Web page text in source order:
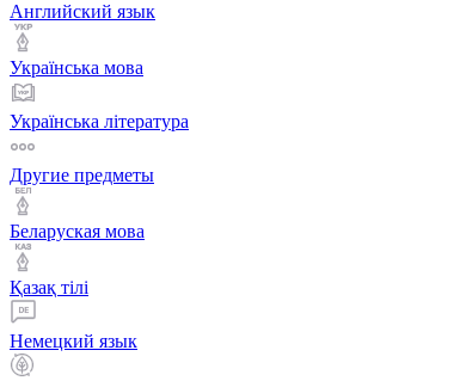
Английский язык
Українська мова
Українська література
Другие предметы
Беларуская мова
Қазақ тiлi
Немецкий язык